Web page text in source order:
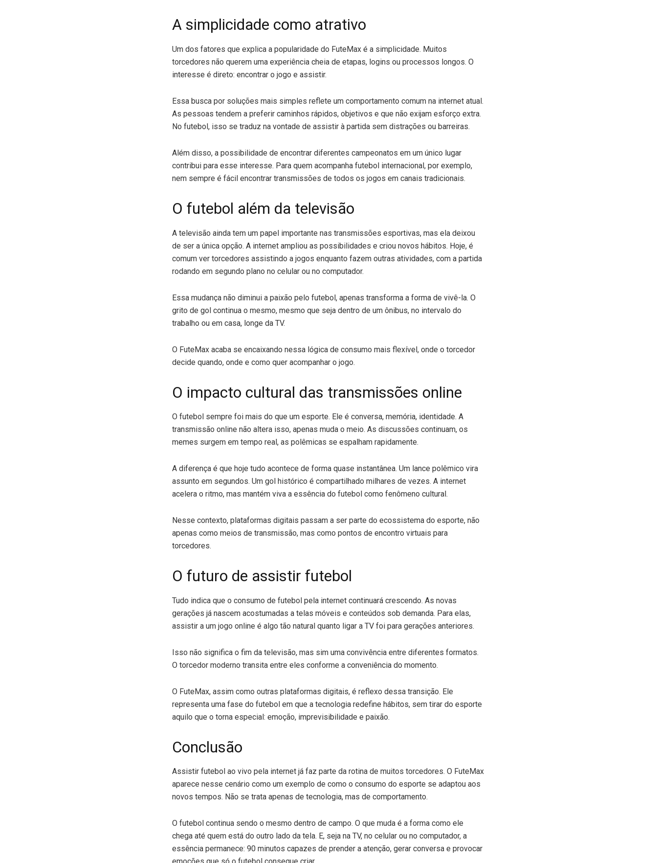
A simplicidade como atrativo
Um dos fatores que explica a popularidade do FuteMax é a simplicidade. Muitos
torcedores não querem uma experiência cheia de etapas, logins ou processos longos. O
interesse é direto: encontrar o jogo e assistir.
Essa busca por soluções mais simples reflete um comportamento comum na internet atual.
As pessoas tendem a preferir caminhos rápidos, objetivos e que não exijam esforço extra.
No futebol, isso se traduz na vontade de assistir à partida sem distrações ou barreiras.
Além disso, a possibilidade de encontrar diferentes campeonatos em um único lugar
contribui para esse interesse. Para quem acompanha futebol internacional, por exemplo,
nem sempre é fácil encontrar transmissões de todos os jogos em canais tradicionais.
O futebol além da televisão
A televisão ainda tem um papel importante nas transmissões esportivas, mas ela deixou
de ser a única opção. A internet ampliou as possibilidades e criou novos hábitos. Hoje, é
comum ver torcedores assistindo a jogos enquanto fazem outras atividades, com a partida
rodando em segundo plano no celular ou no computador.
Essa mudança não diminui a paixão pelo futebol, apenas transforma a forma de vivê-la. O
grito de gol continua o mesmo, mesmo que seja dentro de um ônibus, no intervalo do
trabalho ou em casa, longe da TV.
O FuteMax acaba se encaixando nessa lógica de consumo mais flexível, onde o torcedor
decide quando, onde e como quer acompanhar o jogo.
O impacto cultural das transmissões online
O futebol sempre foi mais do que um esporte. Ele é conversa, memória, identidade. A
transmissão online não altera isso, apenas muda o meio. As discussões continuam, os
memes surgem em tempo real, as polêmicas se espalham rapidamente.
A diferença é que hoje tudo acontece de forma quase instantânea. Um lance polêmico vira
assunto em segundos. Um gol histórico é compartilhado milhares de vezes. A internet
acelera o ritmo, mas mantém viva a essência do futebol como fenômeno cultural.
Nesse contexto, plataformas digitais passam a ser parte do ecossistema do esporte, não
apenas como meios de transmissão, mas como pontos de encontro virtuais para
torcedores.
O futuro de assistir futebol
Tudo indica que o consumo de futebol pela internet continuará crescendo. As novas
gerações já nascem acostumadas a telas móveis e conteúdos sob demanda. Para elas,
assistir a um jogo online é algo tão natural quanto ligar a TV foi para gerações anteriores.
Isso não significa o fim da televisão, mas sim uma convivência entre diferentes formatos.
O torcedor moderno transita entre eles conforme a conveniência do momento.
O FuteMax, assim como outras plataformas digitais, é reflexo dessa transição. Ele
representa uma fase do futebol em que a tecnologia redefine hábitos, sem tirar do esporte
aquilo que o torna especial: emoção, imprevisibilidade e paixão.
Conclusão
Assistir futebol ao vivo pela internet já faz parte da rotina de muitos torcedores. O FuteMax
aparece nesse cenário como um exemplo de como o consumo do esporte se adaptou aos
novos tempos. Não se trata apenas de tecnologia, mas de comportamento.
O futebol continua sendo o mesmo dentro de campo. O que muda é a forma como ele
chega até quem está do outro lado da tela. E, seja na TV, no celular ou no computador, a
essência permanece: 90 minutos capazes de prender a atenção, gerar conversa e provocar